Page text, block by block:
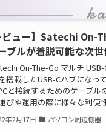
ビュー】Satechi On-
ブルが着脱可能な次
On-The-Go マルチ
搭載したUSB-Cハブになっ
と接続するためのケーブル
びや運用の際に様々な利便
年2月17日 パソコン周辺機器